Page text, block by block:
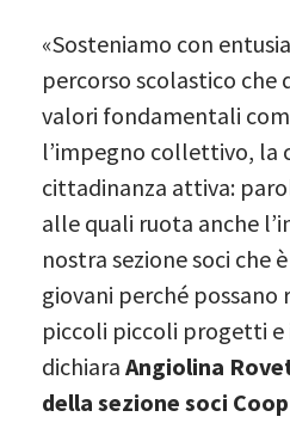
«Sosteniamo con
percorso scolastico che
valori fondamentali
l’impegno collettivo, la
cittadinanza attiva:
alle quali ruota anche
nostra sezione soci che
giovani perché possano
piccoli piccoli progetti e
dichiara Angiolina
della sezione soci